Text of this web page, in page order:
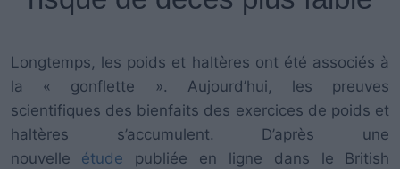
Longtemps, les poids et haltères ont été associés à
la « gonflette ». Aujourd’hui, les preuves
scientifiques des bienfaits des exercices de poids et
haltères s’accumulent. D’après une
nouvelle étude publiée en ligne dans le British